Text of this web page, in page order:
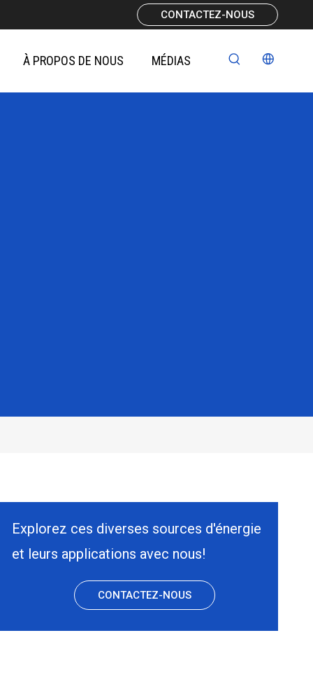
CONTACTEZ-NOUS
À PROPOS DE NOUS MÉDIAS
Explorez ces diverses sources d'énergie
et leurs applications avec nous!
CONTACTEZ-NOUS